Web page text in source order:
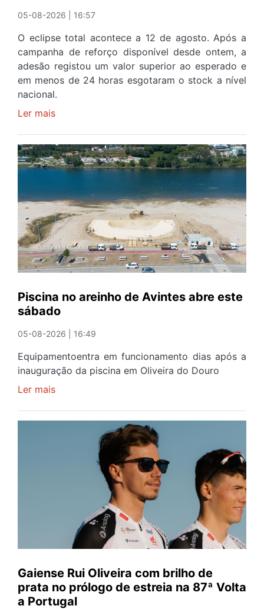
05-08-2026 | 16:57
O eclipse total acontece a 12 de agosto. Após a
campanha de reforço disponível desde ontem, a
adesão registou um valor superior ao esperado e
em menos de 24 horas esgotaram o stock a nível
nacional.
Ler mais
para
observar
eclipse
solar
esgotam
em
menos
de
horas
após
reforço
Piscina no areinho de Avintes abre este
sábado
05-08-2026 | 16:49
Equipamentoentra em funcionamento dias após a
inauguração da piscina em Oliveira do Douro
Ler mais
Gaiense Rui Oliveira com brilho de
prata no prólogo de estreia na 87ª Volta
a Portugal